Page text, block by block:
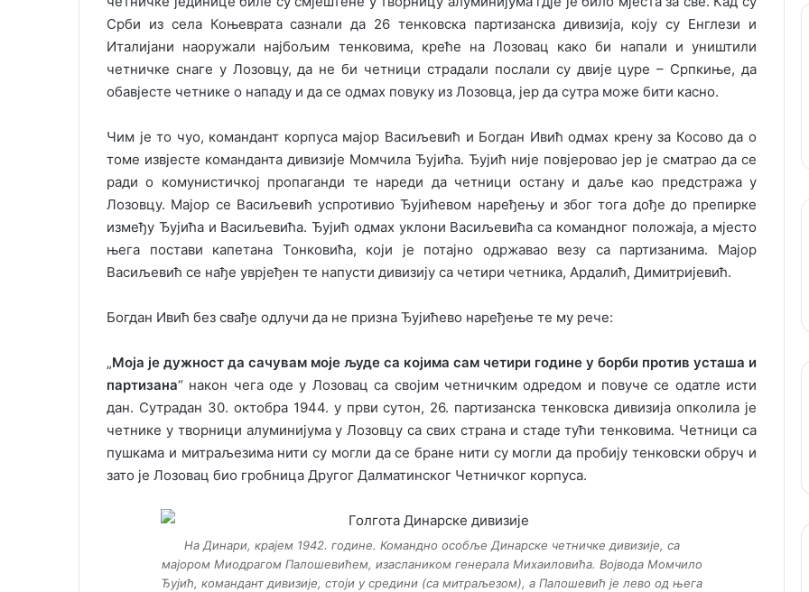
Срби из села Коњеврата сазнали да 26 тенковска партизанска дивизија, коју су Енглези и
Италијани наоружали најбољим тенковима, креће на Лозовац како би напали и уништили
четничке снаге у Лозовцу, да не би четници страдали послали су двије цуре – Српкиње, да
обавјесте четнике о нападу и да се одмах повуку из Лозовца, јер да сутра може бити касно.
Чим је то чуо, командант корпуса мајор Васиљевић и Богдан Ивић одмах крену за Косово да о
томе извјесте команданта дивизије Момчила Ђујића. Ђујић није повјеровао јер је сматрао да се
ради о комунистичкој пропаганди те нареди да четници остану и даље као предстража у
Лозовцу. Мајор се Васиљевић успротивио Ђујићевом наређењу и због тога дође до препирке
између Ђујића и Васиљевића. Ђујић одмах уклони Васиљевића са командног положаја, а мјесто
њега постави капетана Тонковића, који је потајно одржавао везу са партизанима. Мајор
Васиљевић се нађе уврјеђен те напусти дивизију са четири четника, Ардалић, Димитријевић.
Богдан Ивић без свађе одлучи да не призна Ђујићево наређење те му рече:
„Моја је дужност да сачувам моје људе са којима сам четири године у борби против усташа и
партизана“ након чега оде у Лозовац са својим четничким одредом и повуче се одатле исти
дан. Сутрадан 30. октобра 1944. у први сутон, 26. партизанска тенковска дивизија опколила је
четнике у творници алуминијума у Лозовцу са свих страна и стаде тући тенковима. Четници са
пушкама и митраљезима нити су могли да се бране нити су могли да пробију тенковски обруч и
зато је Лозовац био гробница Другог Далматинског Четничког корпуса.
На Динари, крајем 1942. године. Командно особље Динарске четничке дивизије, са
мајором Миодрагом Палошевићем, изаслаником генерала Михаиловића. Војвода Момчило
Ђујић, командант дивизије, стоји у средини (са митраљезом), а Палошевић је лево од њега